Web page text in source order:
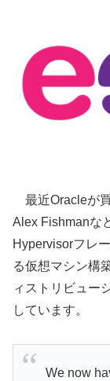
最近Oracleが
Alex Fishmanな
Hypervisorフレ
る仮想マシン構
ィストリビュー
しています。
We now